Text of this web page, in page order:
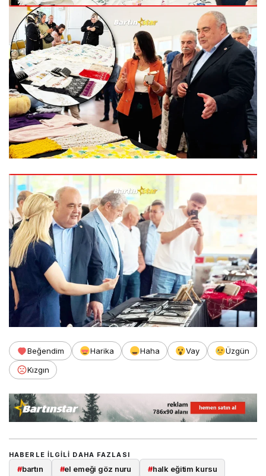
Beğendim Harika Haha Vay
Üzgün
Kızgın
HABERLE ILGILI DAHA FAZLASI
#bartın #el emeği göz nuru #halk eğitim kursu